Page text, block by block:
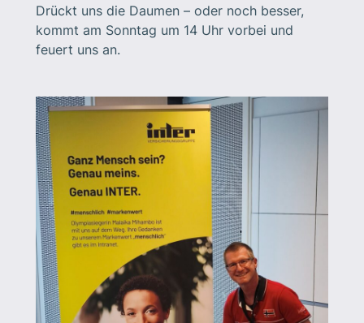
Drückt uns die Daumen – oder noch besser,
kommt am Sonntag um 14 Uhr vorbei und
feuert uns an.